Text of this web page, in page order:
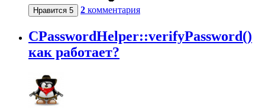
Нравится 5 2 комментария
CPasswordHelper::verifyPassword()
как работает?